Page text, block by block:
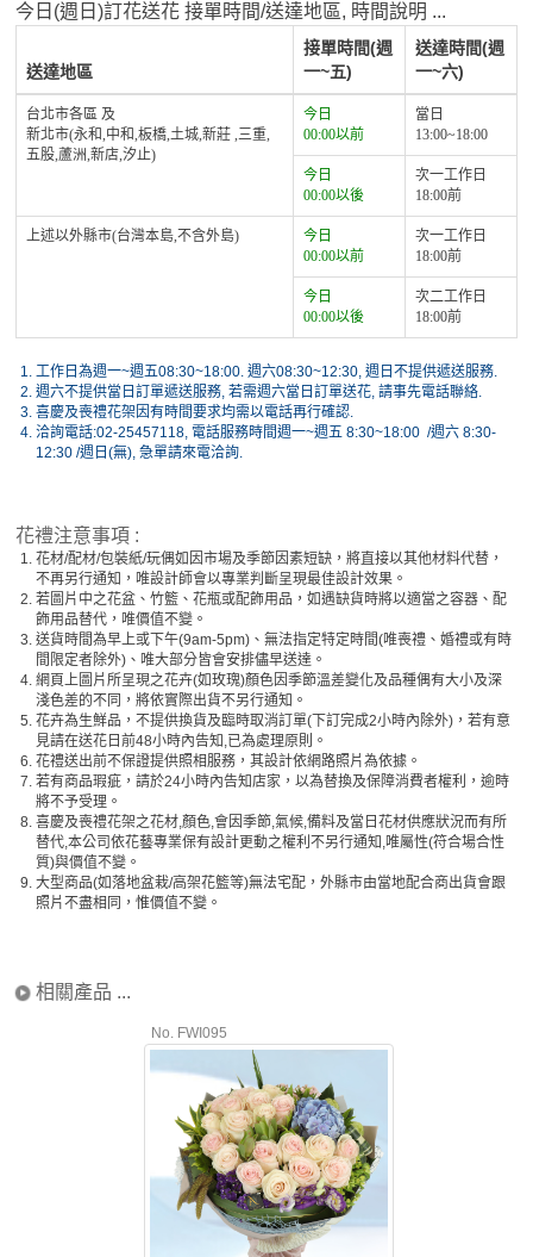
今日(週日)訂花送花 接單時間/送達地區, 時間說明 ...
送達地區
接單時間(週
一~五)
送達時間(週
一~六)
台北市各區 及
新北市(永和,中和,板橋,土城,新莊 ,三重,
五股,蘆洲,新店,汐止)
今日
00:00以前
當日
13:00~18:00
今日
00:00以後
次一工作日
18:00前
上述以外縣市(台灣本島,不含外島)
今日
00:00以前
次一工作日
18:00前
今日
00:00以後
次二工作日
18:00前
1. 工作日為週一~週五08:30~18:00. 週六08:30~12:30, 週日不提供遞送服務.
2. 週六不提供當日訂單遞送服務, 若需週六當日訂單送花, 請事先電話聯絡.
3. 喜慶及喪禮花架因有時間要求均需以電話再行確認.
4. 洽詢電話:02-25457118, 電話服務時間週一~週五 8:30~18:00 /週六 8:30-
12:30 /週日(無), 急單請來電洽詢.
花禮注意事項 :
1. 花材/配材/包裝紙/玩偶如因市場及季節因素短缺，將直接以其他材料代替，
不再另行通知，唯設計師會以專業判斷呈現最佳設計效果。
2. 若圖片中之花盆、竹籃、花瓶或配飾用品，如遇缺貨時將以適當之容器、配
飾用品替代，唯價值不變。
3. 送貨時間為早上或下午(9am-5pm)、無法指定特定時間(唯喪禮、婚禮或有時
間限定者除外)、唯大部分皆會安排儘早送達。
4. 網頁上圖片所呈現之花卉(如玫瑰)顏色因季節溫差變化及品種偶有大小及深
淺色差的不同，將依實際出貨不另行通知。
5. 花卉為生鮮品，不提供換貨及臨時取消訂單(下訂完成2小時內除外)，若有意
見請在送花日前48小時內告知,已為處理原則。
6. 花禮送出前不保證提供照相服務，其設計依網路照片為依據。
7. 若有商品瑕疵，請於24小時內告知店家，以為替換及保障消費者權利，逾時
將不予受理。
8. 喜慶及喪禮花架之花材,顏色,會因季節,氣候,備料及當日花材供應狀況而有所
替代,本公司依花藝專業保有設計更動之權利不另行通知,唯屬性(符合場合性
質)與價值不變。
9. 大型商品(如落地盆栽/高架花籃等)無法宅配，外縣市由當地配合商出貨會跟
照片不盡相同，惟價值不變。
相關產品 ...
No. FWI095